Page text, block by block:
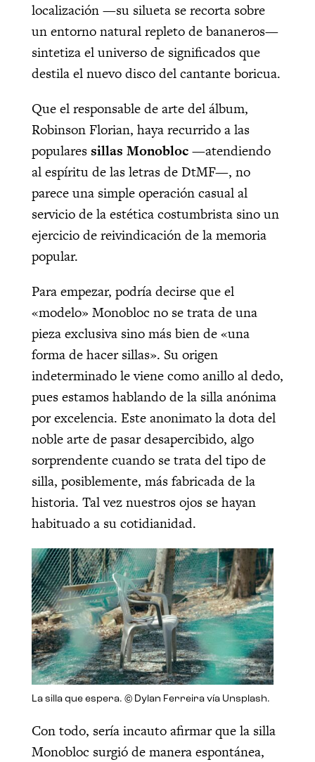
localización —su silueta se recorta sobre
un entorno natural repleto de bananeros—
sintetiza el universo de significados que
destila el nuevo disco del cantante boricua.
Que el responsable de arte del álbum,
Robinson Florian, haya recurrido a las
popularessillas Monobloc—atendiendo
al espíritu de las letras de DtMF—, no
parece una simple operación casual al
servicio de la estética costumbrista sino un
ejercicio de reivindicación de la memoria
popular.
Para empezar, podría decirse que el
«modelo» Monobloc no se trata de una
pieza exclusiva sino más bien de «una
forma de hacer sillas». Su origen
indeterminado le viene como anillo al dedo,
pues estamos hablando de la silla anónima
por excelencia. Este anonimato la dota del
noble arte de pasar desapercibido, algo
sorprendente cuando se trata del tipo de
silla, posiblemente, más fabricada de la
historia. Tal vez nuestros ojos se hayan
habituado a su cotidianidad.
La silla que espera. © Dylan Ferreira vía Unsplash.
Con todo, sería incauto afirmar que la silla
Monobloc surgió de manera espontánea,